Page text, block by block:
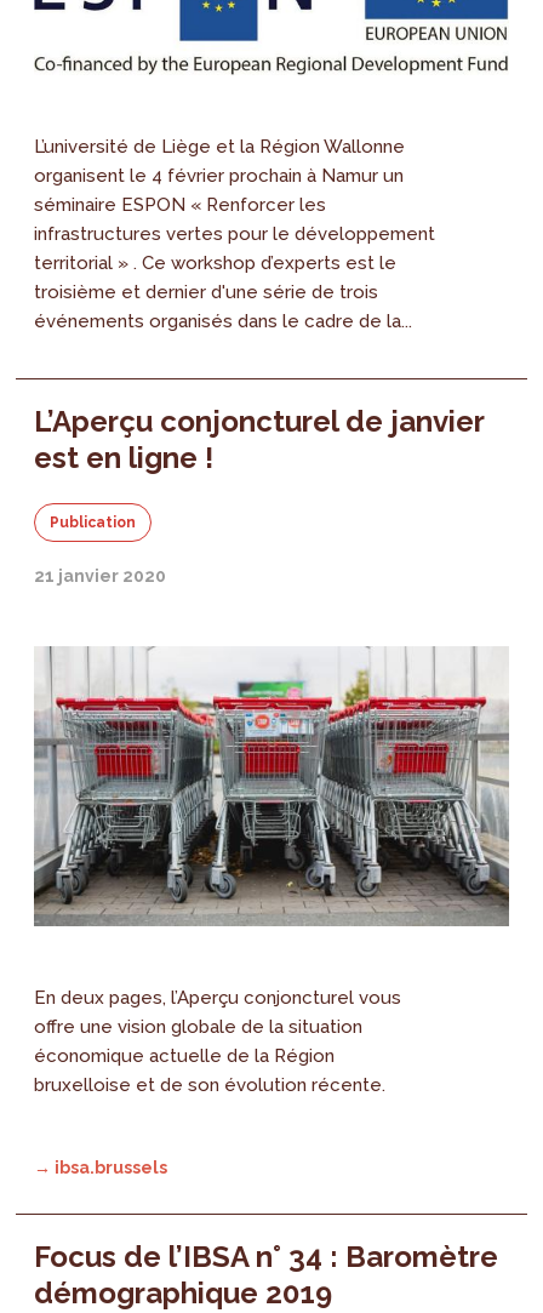
L’université de Liège et la Région Wallonne
organisent le 4 février prochain à Namur un
séminaire ESPON « Renforcer les
infrastructures vertes pour le développement
territorial » . Ce workshop d’experts est le
troisième et dernier d'une série de trois
événements organisés dans le cadre de la...
L’Aperçu conjoncturel de janvier
est en ligne !
Publication
21 janvier 2020
En deux pages, l’Aperçu conjoncturel vous
offre une vision globale de la situation
économique actuelle de la Région
bruxelloise et de son évolution récente.
→ ibsa.brussels
Focus de l’IBSA n° 34 : Baromètre
démographique 2019